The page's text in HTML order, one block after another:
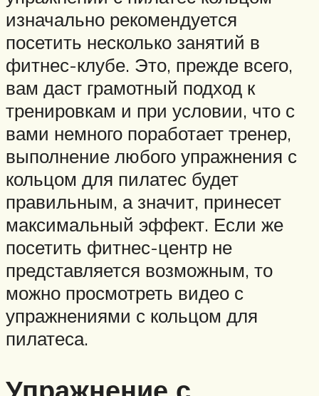
изначально рекомендуется
посетить несколько занятий в
фитнес-клубе. Это, прежде всего,
вам даст грамотный подход к
тренировкам и при условии, что с
вами немного поработает тренер,
выполнение любого упражнения с
кольцом для пилатес будет
правильным, а значит, принесет
максимальный эффект. Если же
посетить фитнес-центр не
представляется возможным, то
можно просмотреть видео с
упражнениями с кольцом для
пилатеса.